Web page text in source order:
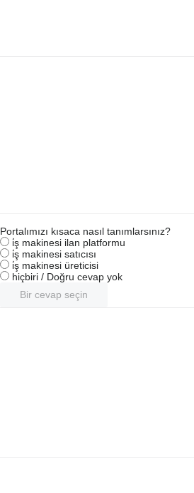
Portalımızı kısaca nasıl tanımlarsınız?
i̇ş makinesi ilan platformu
i̇ş makinesi satıcısı
i̇ş makinesi üreticisi
hiçbiri / Doğru cevap yok
Bir cevap seçin